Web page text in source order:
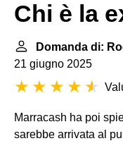
Chi è la
Domanda di:
21 giugno 2025
Marracash ha poi
sarebbe arrivata al